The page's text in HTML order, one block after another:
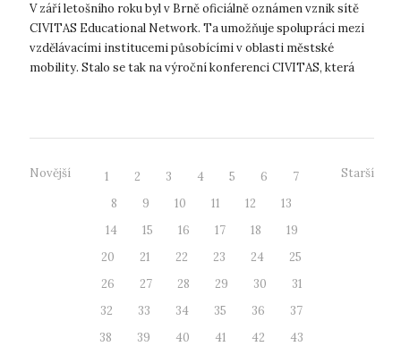
V září letošního roku byl v Brně oficiálně oznámen vznik sítě
CIVITAS Educational Network. Ta umožňuje spolupráci mezi
vzdělávacími institucemi působícími v oblasti městské
mobility. Stalo se tak na výroční konferenci CIVITAS, která
Novější 1 2 3 4 5 6
7
8
9 10 11 12
13
14
15 16 17 18
19
20
21 22 23 24
25
26
27 28 29 30
31
32
33 34 35 36
37
38
39 40 41 42
43
Starší